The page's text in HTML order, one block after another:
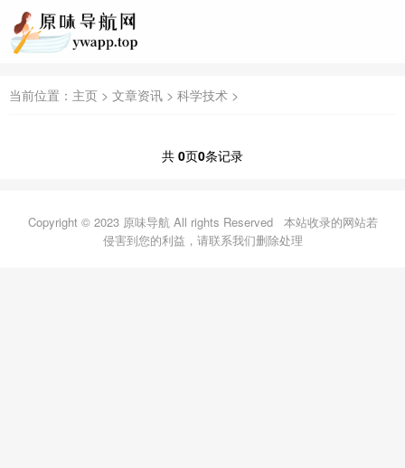
当前位置： 主页 > 文章资讯 > 科学技术 >
共 0页0条记录
Copyright © 2023 原味导航 All rights Reserved
本站收录的网站若
侵害到您的利益，请联系我们删除处理